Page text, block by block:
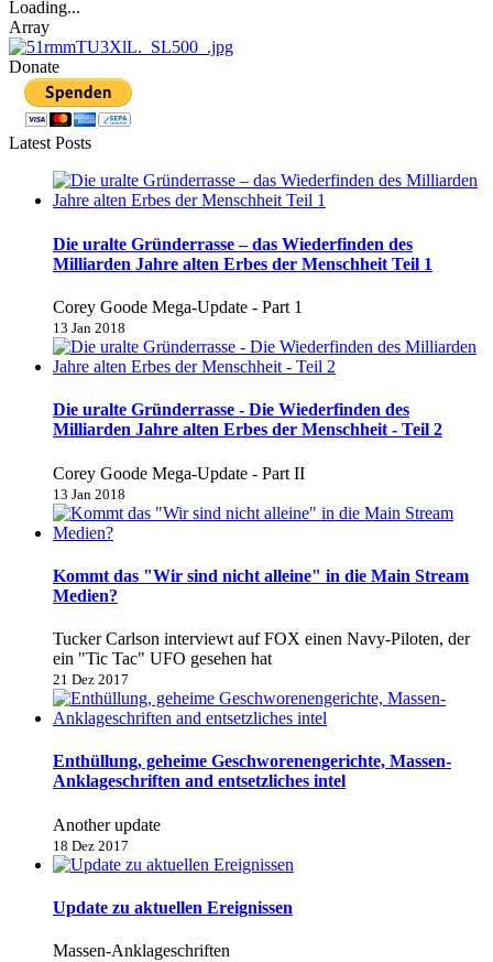
Loading...
Array
Donate
Latest Posts
Die uralte Gründerrasse – das Wiederfinden des
Milliarden Jahre alten Erbes der Menschheit Teil 1
Corey Goode Mega-Update - Part 1
13 Jan 2018
Die uralte Gründerrasse - Die Wiederfinden des
Milliarden Jahre alten Erbes der Menschheit - Teil 2
Corey Goode Mega-Update - Part II
13 Jan 2018
Kommt das "Wir sind nicht alleine" in die Main Stream
Medien?
Tucker Carlson interviewt auf FOX einen Navy-Piloten, der
ein "Tic Tac" UFO gesehen hat
21 Dez 2017
Enthüllung, geheime Geschworenengerichte, Massen-
Anklageschriften and entsetzliches intel
Another update
18 Dez 2017
Update zu aktuellen Ereignissen
Massen-Anklageschriften